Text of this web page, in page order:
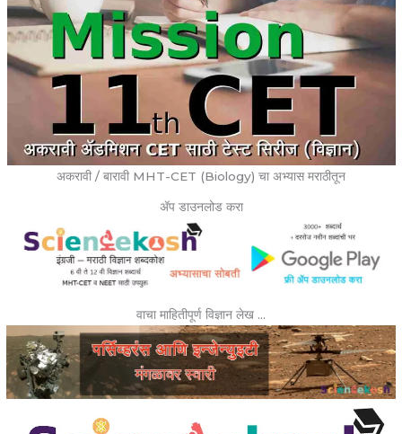
अकरावी / बारावी MHT-CET (Biology) चा अभ्यास मराठीतून
ॲप डाउनलोड करा
वाचा माहितीपूर्ण विज्ञान लेख …